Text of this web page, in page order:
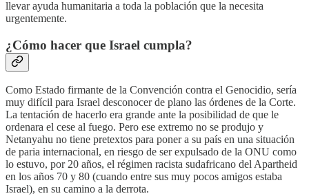
llevar ayuda humanitaria a toda la población que la necesita
urgentemente.
¿Cómo hacer que Israel cumpla?
Como Estado firmante de la Convención contra el Genocidio, sería
muy difícil para Israel desconocer de plano las órdenes de la Corte.
La tentación de hacerlo era grande ante la posibilidad de que le
ordenara el cese al fuego. Pero ese extremo no se produjo y
Netanyahu no tiene pretextos para poner a su país en una situación
de paria internacional, en riesgo de ser expulsado de la ONU como
lo estuvo, por 20 años, el régimen racista sudafricano del Apartheid
en los años 70 y 80 (cuando entre sus muy pocos amigos estaba
Israel), en su camino a la derrota.